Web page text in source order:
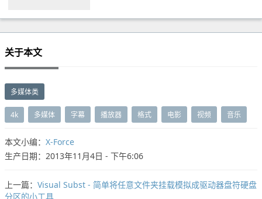
关于本文
多媒体类
4k 多媒体 字幕 播放器 格式 电影 视频 音乐
本文小编： X-Force
生产日期：2013年11月4日 - 下午6:06
上一篇： Visual Subst - 简单将任意文件夹挂载模拟成驱动器盘符硬盘
分区的小工具